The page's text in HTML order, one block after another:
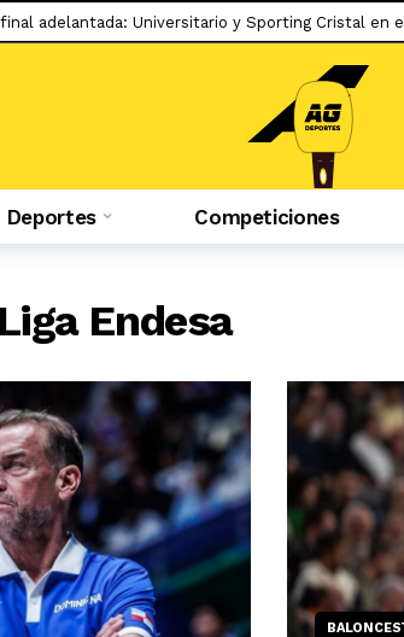
adelantada: Universitario y Sporting Cristal en
Makhachev criticó duramente la situación de Conor
Castillo: «La ‘U’ ha demostrado ser capaz de
de Nahuel Molina abre la puerta a la gran
Girotti: «Hubo discusiones con Pablo Guede y
Deportes Competiciones
Liga Endesa